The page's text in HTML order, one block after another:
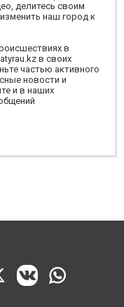
делитесь своим
наш город к
в
в своих
частью активного
новости и
и в наших